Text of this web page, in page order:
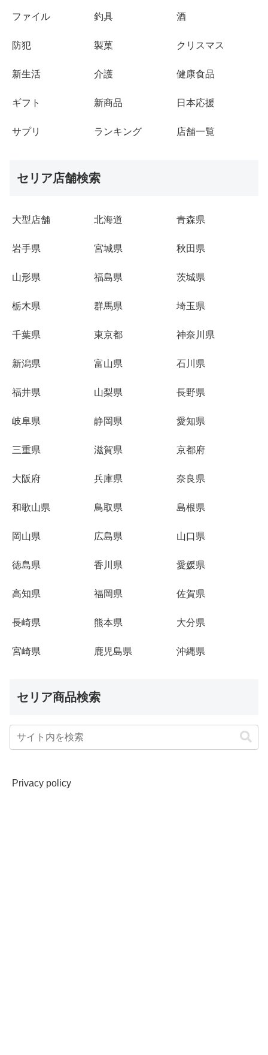
ファイル 釣具 酒
防犯 製菓 クリスマス
新生活 介護 健康食品
ギフト 新商品 日本応援
サプリ ランキング 店舗一覧
セリア店舗検索
大型店舗 北海道 青森県
岩手県 宮城県 秋田県
山形県 福島県 茨城県
栃木県 群馬県 埼玉県
千葉県 東京都 神奈川県
新潟県 富山県 石川県
福井県 山梨県 長野県
岐阜県 静岡県 愛知県
三重県 滋賀県 京都府
大阪府 兵庫県 奈良県
和歌山県 鳥取県 島根県
岡山県 広島県 山口県
徳島県 香川県 愛媛県
高知県 福岡県 佐賀県
長崎県 熊本県 大分県
宮崎県 鹿児島県 沖縄県
セリア商品検索
Privacy policy